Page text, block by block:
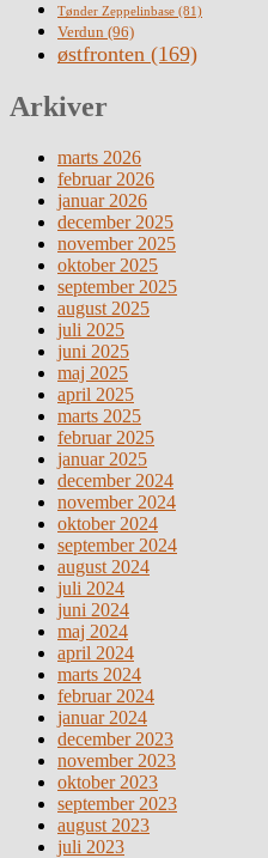
Tønder Zeppelinbase (81)
Verdun (96)
østfronten (169)
Arkiver
marts 2026
februar 2026
januar 2026
december 2025
november 2025
oktober 2025
september 2025
august 2025
juli 2025
juni 2025
maj 2025
april 2025
marts 2025
februar 2025
januar 2025
december 2024
november 2024
oktober 2024
september 2024
august 2024
juli 2024
juni 2024
maj 2024
april 2024
marts 2024
februar 2024
januar 2024
december 2023
november 2023
oktober 2023
september 2023
august 2023
juli 2023